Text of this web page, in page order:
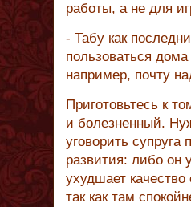
работы, а не для
- Табу как
пользоваться
например, почту
Приготовьтесь к
и болезненный.
уговорить супруга
развития: либо он
ухудшает
так как там